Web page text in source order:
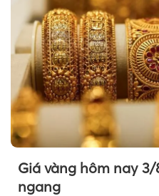
Giá vàng hôm nay
ngang